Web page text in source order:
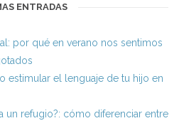
ENTRADAS
por qué en verano nos sentimos
estimular el lenguaje de tu hijo en
un refugio?: cómo diferenciar entre